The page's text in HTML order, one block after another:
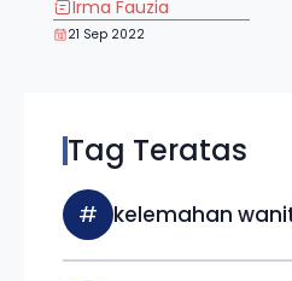
Irma Fauzia
21 Sep 2022
Tag Teratas
# kelemahan